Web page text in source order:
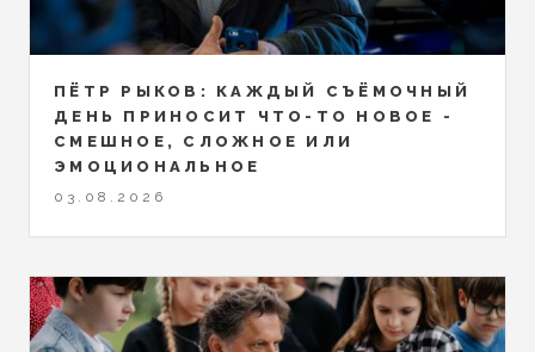
ПЁТР РЫКОВ: КАЖДЫЙ СЪЁМОЧНЫЙ
ДЕНЬ ПРИНОСИТ ЧТО-ТО НОВОЕ -
СМЕШНОЕ, СЛОЖНОЕ ИЛИ
ЭМОЦИОНАЛЬНОЕ
03.08.2026